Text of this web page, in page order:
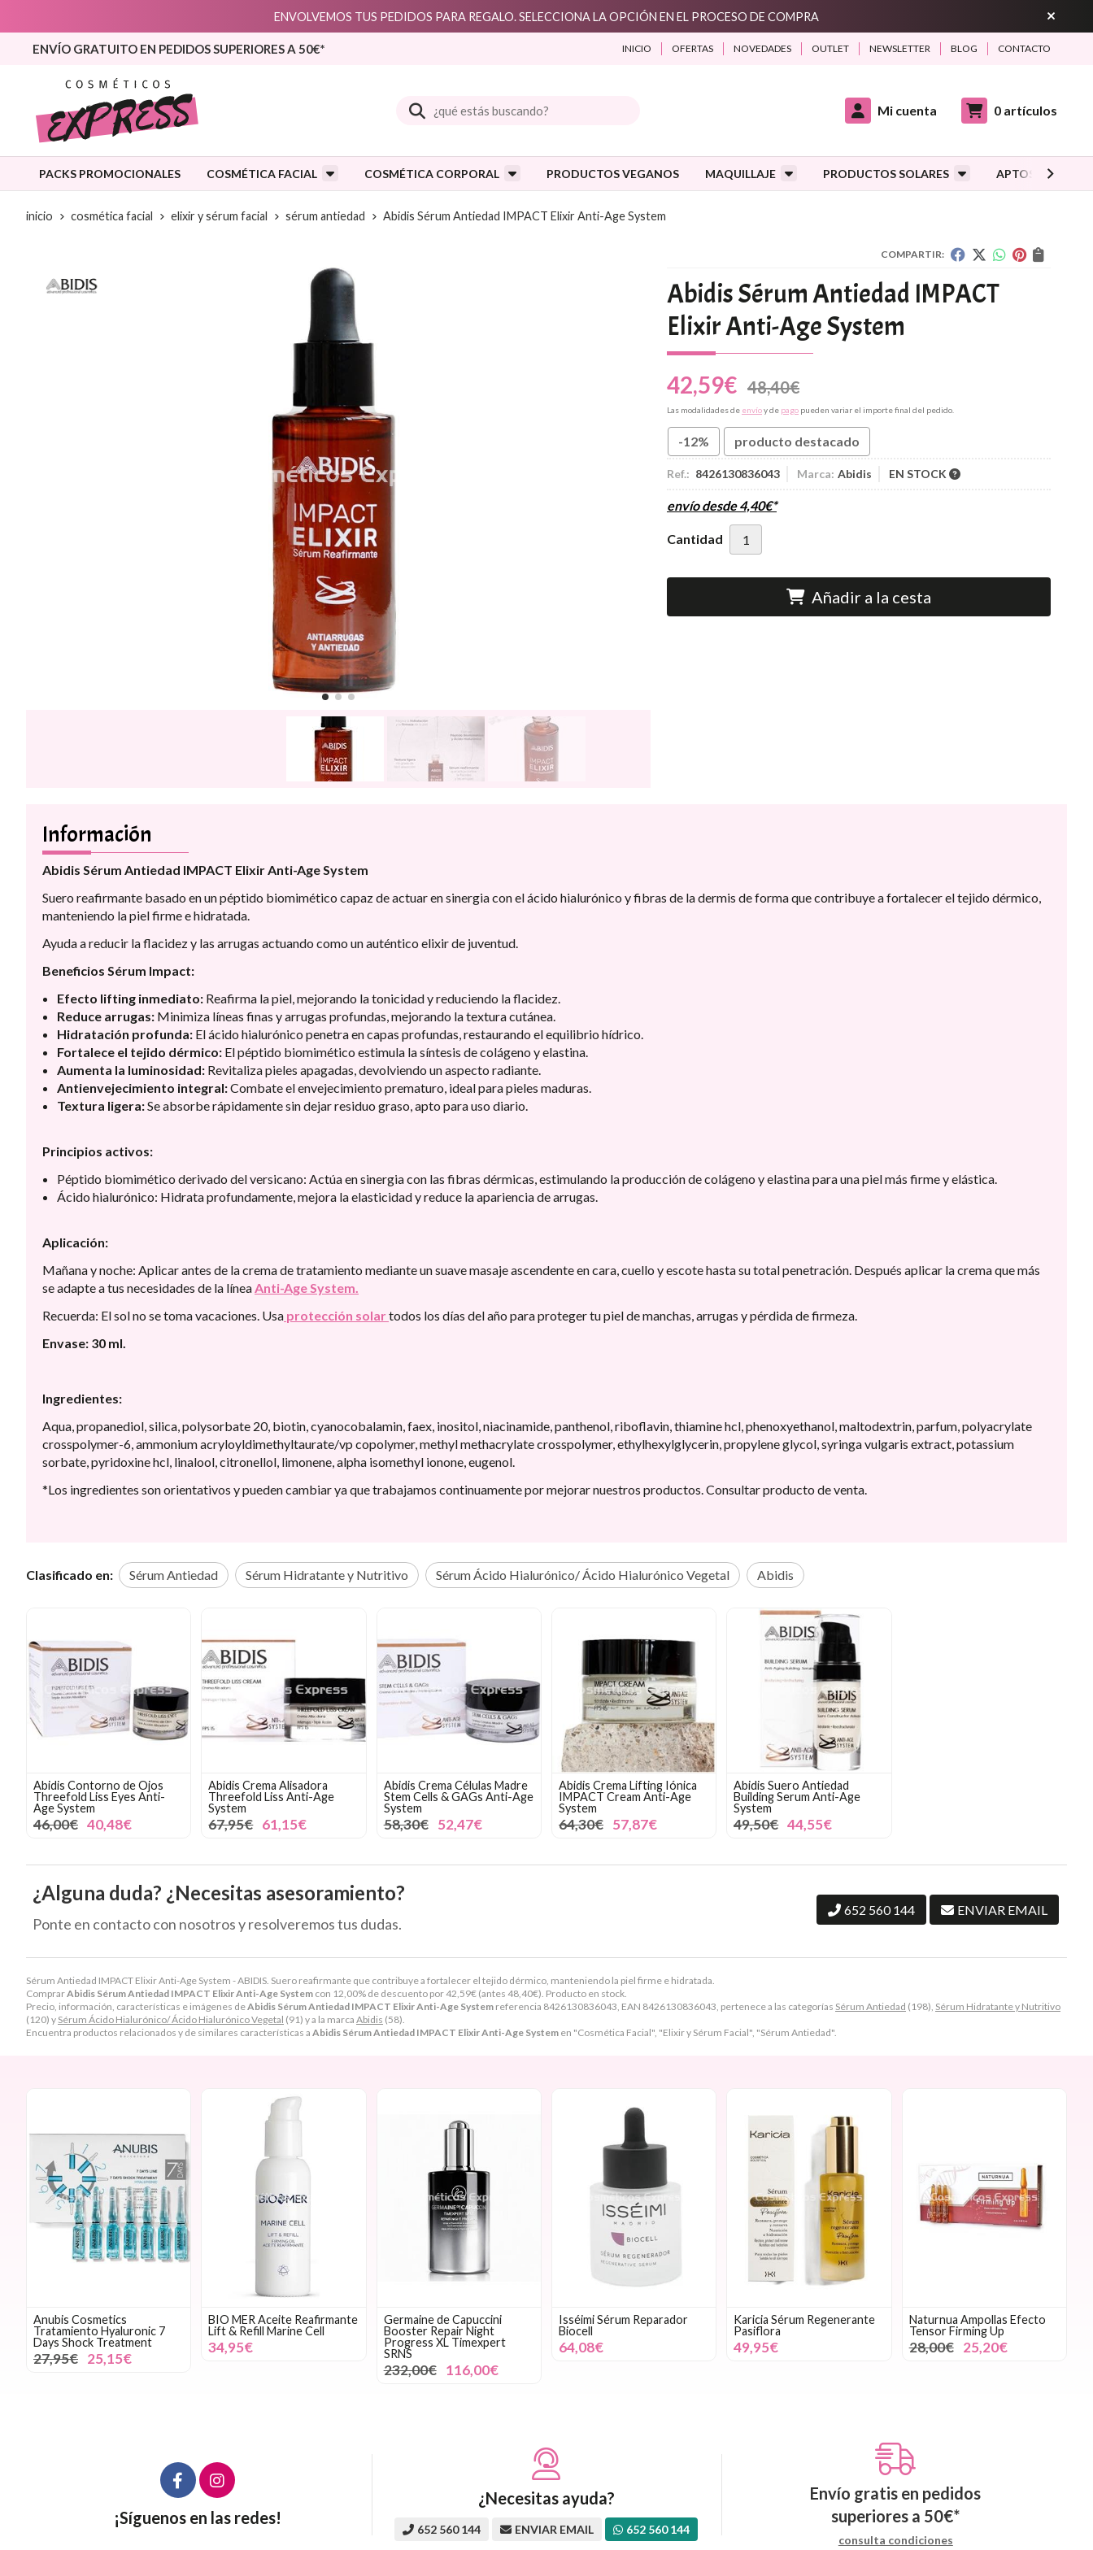
ENVOLVEMOS TUS PEDIDOS PARA REGALO. SELECCIONA LA OPCIÓN EN EL PROCESO DE COMPRA
ENVÍO GRATUITO EN PEDIDOS SUPERIORES A 50€* INICIO OFERTAS NOVEDADES OUTLET NEWSLETTER BLOG CONTACTO
Buscar Mi cuenta 0 artículos
PACKS PROMOCIONALES COSMÉTICA FACIAL COSMÉTICA CORPORAL PRODUCTOS VEGANOS MAQUILLAJE PRODUCTOS SOLARES APTOS
inicio cosmética facial elixir y sérum facial sérum antiedad Abidis Sérum Antiedad IMPACT Elixir Anti-Age System
COMPARTIR:
Abidis Sérum Antiedad IMPACT
Elixir Anti-Age System
42,59€ 48,40€
Las modalidades de envíoy de pago pueden variar el importe final del pedido.
-12% producto destacado
Ref.: 8426130836043 Marca: Abidis EN STOCK
envío desde4,40€*
Cantidad
Añadir a la cesta
Sérum Antiedad IMPACT Elixir Anti-Age System - ABIDIS. Suero reafirmante que contribuye a fortalecer el tejido dérmico, manteniendo la piel firme e hidratada.
ComprarAbidis Sérum Antiedad IMPACT Elixir Anti-Age System con 12,00% de descuento por42,59€ (antes 48,40€). Producto en stock.
Precio, información, características e imágenes deAbidis Sérum Antiedad IMPACT Elixir Anti-Age System referencia 8426130836043, EAN 8426130836043, pertenece a las categorías Sérum Antiedad (198), Sérum Hidratante y Nutritivo
(120) y Sérum Ácido Hialurónico/ Ácido Hialurónico Vegetal (91) y a la marca Abidis (58).
Encuentra productos relacionados y de similares características a Abidis Sérum Antiedad IMPACT Elixir Anti-Age System en "Cosmética Facial", "Elixir y Sérum Facial", "Sérum Antiedad".
Información
Abidis Sérum Antiedad IMPACT Elixir Anti-Age System
Suero reafirmante basado en un péptido biomimético capaz de actuar en sinergia con el ácido hialurónico y fibras de la dermis de forma que contribuye a fortalecer el tejido dérmico,
manteniendo la piel firme e hidratada.
Ayuda a reducir la flacidez y las arrugas actuando como un auténtico elixir de juventud.
Beneficios Sérum Impact:
Efecto lifting inmediato: Reafirma la piel, mejorando la tonicidad y reduciendo la flacidez.
Reduce arrugas: Minimiza líneas finas y arrugas profundas, mejorando la textura cutánea.
Hidratación profunda: El ácido hialurónico penetra en capas profundas, restaurando el equilibrio hídrico.
Fortalece el tejido dérmico: El péptido biomimético estimula la síntesis de colágeno y elastina.
Aumenta la luminosidad: Revitaliza pieles apagadas, devolviendo un aspecto radiante.
Antienvejecimiento integral:Combate el envejecimiento prematuro, ideal para pieles maduras.
Textura ligera:Se absorbe rápidamente sin dejar residuo graso, apto para uso diario.
Principios activos:
Péptido biomimético derivado del versicano: Actúa en sinergia con las fibras dérmicas, estimulando la producción de colágeno y elastina para una piel más firme y elástica.
Ácido hialurónico: Hidrata profundamente, mejora la elasticidad y reduce la apariencia de arrugas.
Aplicación:
Mañana y noche: Aplicar antes de la crema de tratamiento mediante un suave masaje ascendente en cara, cuello y escote hasta su total penetración. Después aplicar la crema que más
se adapte a tus necesidades de la líneaAnti-Age System.
Recuerda: El sol no se toma vacaciones. Usa protección solartodos los días del año para proteger tu piel de manchas, arrugas y pérdida de firmeza.
Envase: 30 ml.
Ingredientes:
Aqua, propanediol, silica, polysorbate 20, biotin, cyanocobalamin, faex, inositol, niacinamide, panthenol, riboflavin, thiamine hcl, phenoxyethanol, maltodextrin, parfum, polyacrylate
crosspolymer-6, ammonium acryloyldimethyltaurate/vp copolymer, methyl methacrylate crosspolymer, ethylhexylglycerin, propylene glycol, syringa vulgaris extract, potassium
sorbate, pyridoxine hcl, linalool, citronellol, limonene, alpha isomethyl ionone, eugenol.
*Los ingredientes son orientativos y pueden cambiar ya que trabajamos continuamente por mejorar nuestros productos. Consultar producto de venta.
Clasificado en: Sérum Antiedad Sérum Hidratante y Nutritivo Sérum Ácido Hialurónico/ Ácido Hialurónico Vegetal Abidis
Abidis Contorno de Ojos
Threefold Liss Eyes Anti-
Age System
46,00€ 40,48€
Abidis Crema Alisadora
Threefold Liss Anti-Age
System
67,95€ 61,15€
Abidis Crema Células Madre
Stem Cells & GAGs Anti-Age
System
58,30€ 52,47€
Abidis Crema Lifting Iónica
IMPACT Cream Anti-Age
System
64,30€ 57,87€
Abidis Suero Antiedad
Building Serum Anti-Age
System
49,50€ 44,55€
¿Alguna duda? ¿Necesitas asesoramiento?
Ponte en contacto con nosotros y resolveremos tus dudas.
652 560 144 ENVIAR EMAIL
Anubis Cosmetics
Tratamiento Hyaluronic 7
Days Shock Treatment
27,95€ 25,15€
BIO MER Aceite Reafirmante
Lift & Refill Marine Cell
34,95€
Germaine de Capuccini
Booster Repair Night
Progress XL Timexpert
SRNS
232,00€ 116,00€
Isséimi Sérum Reparador
Biocell
64,08€
Karicia Sérum Regenerante
Pasiflora
49,95€
Naturnua Ampollas Efecto
Tensor Firming Up
28,00€ 25,20€
¡Síguenos en las redes!
¿Necesitas ayuda?
652 560 144 ENVIAR EMAIL 652 560 144
Envío gratis en pedidos
superiores a 50€*
consulta condiciones